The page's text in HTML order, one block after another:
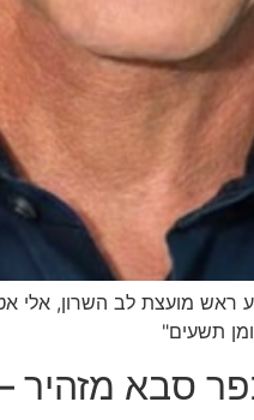
מועצת לב השרון, אלי
תשעים"
סבא